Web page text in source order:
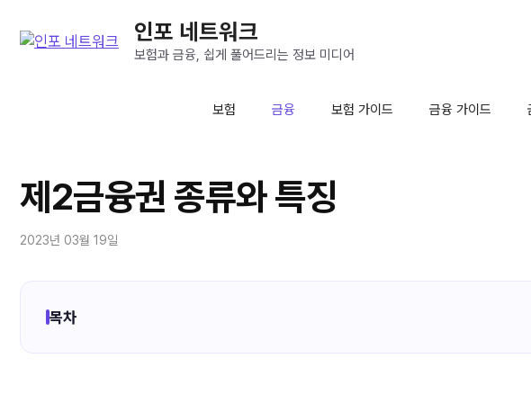
인포 네트워크
보험과 금융, 쉽게 풀어드리는 정보 미디어
보험 금융 보험 가이드 금융 가이드
제2금융권 종류와 특징
2023년 03월 19일
목차